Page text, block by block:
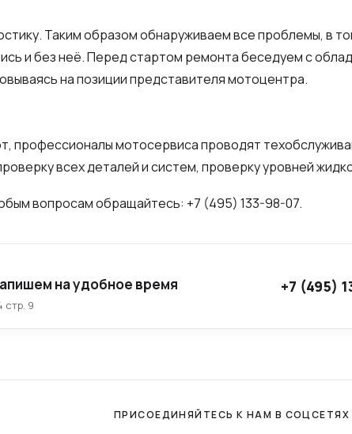
Таким образом обнаруживаем все проблемы, в
и без неё. Перед стартом ремонта беседуем с
на позиции представителя мотоцентра.
профессионалы мотосервиса проводят
всех деталей и систем, проверку уровней
вопросам обращайтесь: +7 (495) 133-98-07.
на удобное время
стр. 9
+7 (495)
ПРИСОЕДИНЯЙТЕСЬ К НАМ В СОЦСЕТЯХ